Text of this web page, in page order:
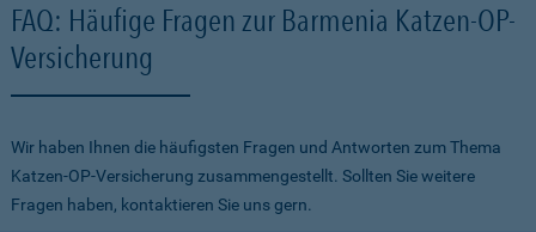
FAQ: Häufige Fragen zur Barmenia Katzen-OP-
Versicherung
Wir haben Ihnen die häufigsten Fragen und Antworten zum Thema
Katzen-OP-Versicherung zusammengestellt. Sollten Sie weitere
Fragen haben, kontaktieren Sie uns gern.